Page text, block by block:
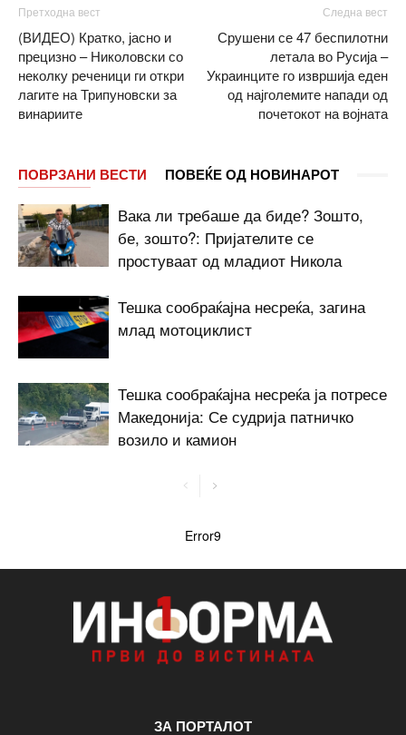
Претходна вест
(ВИДЕО) Кратко, јасно и
прецизно – Николовски со
неколку реченици ги откри
лагите на Трипуновски за
винариите
Следна вест
Срушени се 47 беспилотни
летала во Русија –
Украинците го извршија еден
од најголемите напади од
почетокот на војната
ПОВРЗАНИ ВЕСТИ ПОВЕЌЕ ОД НОВИНАРОТ
Вака ли требаше да биде? Зошто,
бе, зошто?: Пријателите се
простуваат од младиот Никола
Тешка сообраќајна несреќа, загина
млад мотоциклист
Тешка сообраќајна несреќа ја потресе
Македонија: Се судрија патничко
возило и камион
Error9
ЗА ПОРТАЛОТ